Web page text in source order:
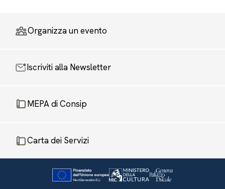
Organizza un evento
Iscriviti alla Newsletter
MEPA di Consip
Carta dei Servizi